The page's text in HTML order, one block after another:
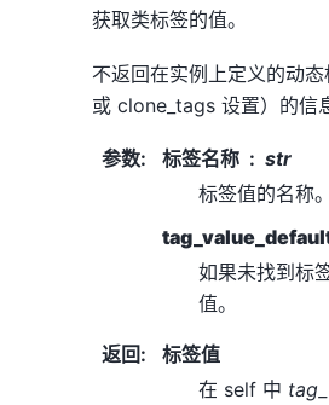
获取类标签的值。
不返回在实例上定义的动
或 clone_tags 设置）的信
参数: 标签名称
str
标签值的名称。
如果未找到标
值。
返回:
标签值
在 self 中